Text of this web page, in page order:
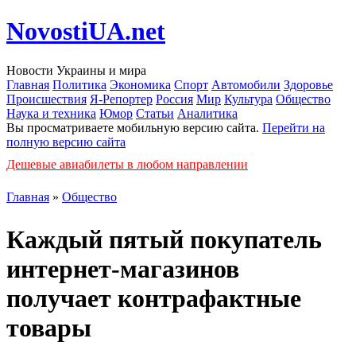
NovostiUA.net
Новости Украины и мира
Главная Политика Экономика Спорт Автомобили Здоровье
Происшествия Я-Репортер Россия Мир Культура Общество
Наука и техника Юмор Статьи Аналитика
Вы просматриваете мобильную версию сайта. Перейти на
полную версию сайта
Дешевые авиабилеты в любом направлении
Главная » Общество
Каждый пятый покупатель
интернет-магазинов
получает контрафактные
товары